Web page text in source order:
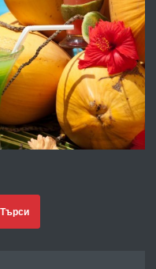
работници
преди 1 година
стъпките на Ангел
Търси